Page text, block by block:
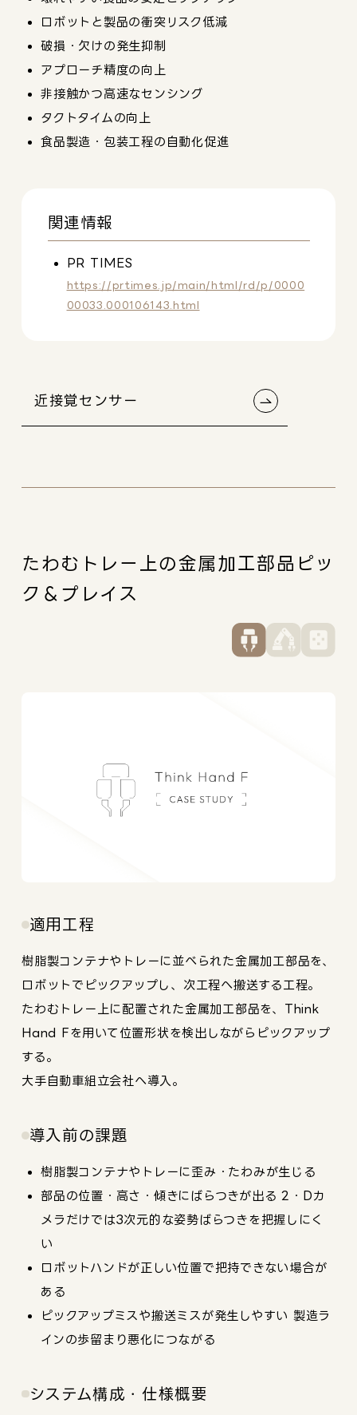
ロボットと製品の衝突リスク低減
破損・欠けの発生抑制
アプローチ精度の向上
非接触かつ高速なセンシング
タクトタイムの向上
食品製造・包装工程の自動化促進
関連情報
PR TIMES
https://prtimes.jp/main/html/rd/p/0000
00033.000106143.html
近接覚センサー
たわむトレー上の金属加工部品ピッ
ク＆プレイス
適用工程
樹脂製コンテナやトレーに並べられた金属加工部品を、
ロボットでピックアップし、次工程へ搬送する工程。
たわむトレー上に配置された金属加工部品を、Think
Hand Fを用いて位置形状を検出しながらピックアップ
する。
大手自動車組立会社へ導入。
導入前の課題
樹脂製コンテナやトレーに歪み・たわみが生じる
部品の位置・高さ・傾きにばらつきが出る 2・Dカ
メラだけでは3次元的な姿勢ばらつきを把握しにく
い
ロボットハンドが正しい位置で把持できない場合が
ある
ピックアップミスや搬送ミスが発生しやすい 製造ラ
インの歩留まり悪化につながる
システム構成・仕様概要